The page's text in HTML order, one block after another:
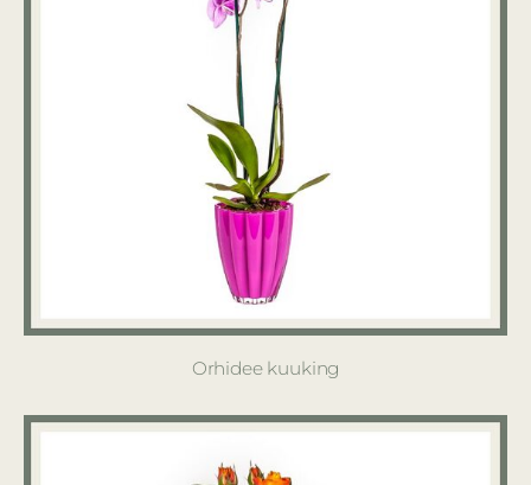
Orhidee kuuking